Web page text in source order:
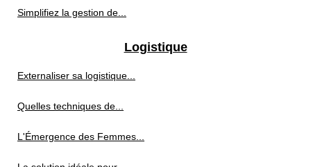
Simplifiez la gestion de...
Logistique
Externaliser sa logistique...
Quelles techniques de...
L'Émergence des Femmes...